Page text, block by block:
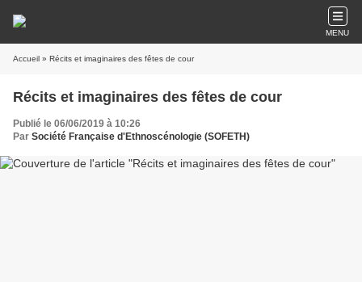
MENU
Accueil » Récits et imaginaires des fêtes de cour
Récits et imaginaires des fêtes de cour
Publié le 06/06/2019 à 10:26
Par Société Française d'Ethnoscénologie (SOFETH)